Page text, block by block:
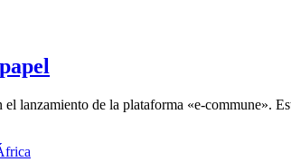
lanzamiento de la plataforma «e-commune».